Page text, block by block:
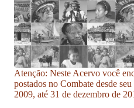
Atenção: Neste Acervo você
postados no Combate desde
2009, até 31 de dezembro de